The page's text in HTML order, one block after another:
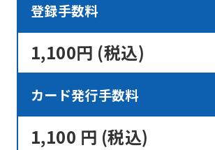
登録手数料
1,100円 (税込)
カード発行手数料
1,100 円 (税込)